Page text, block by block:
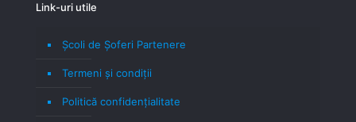
Link-uri utile
Școli de Șoferi Partenere
Termeni şi condiţii
Politică confidenţialitate